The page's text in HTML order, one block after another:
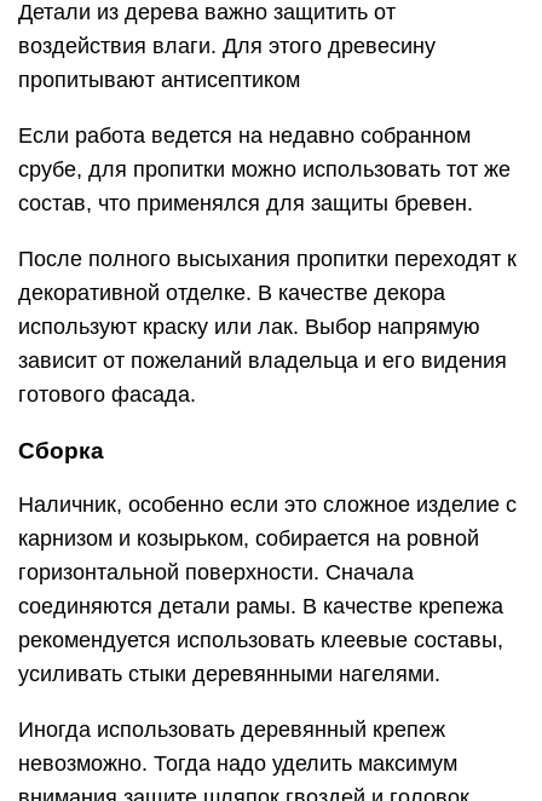
Детали из дерева важно защитить от
воздействия влаги. Для этого древесину
пропитывают антисептиком
Если работа ведется на недавно собранном
срубе, для пропитки можно использовать тот же
состав, что применялся для защиты бревен.
После полного высыхания пропитки переходят к
декоративной отделке. В качестве декора
используют краску или лак. Выбор напрямую
зависит от пожеланий владельца и его видения
готового фасада.
Сборка
Наличник, особенно если это сложное изделие с
карнизом и козырьком, собирается на ровной
горизонтальной поверхности. Сначала
соединяются детали рамы. В качестве крепежа
рекомендуется использовать клеевые составы,
усиливать стыки деревянными нагелями.
Иногда использовать деревянный крепеж
невозможно. Тогда надо уделить максимум